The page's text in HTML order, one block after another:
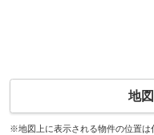
地
※地図上に表示される物件の位置は